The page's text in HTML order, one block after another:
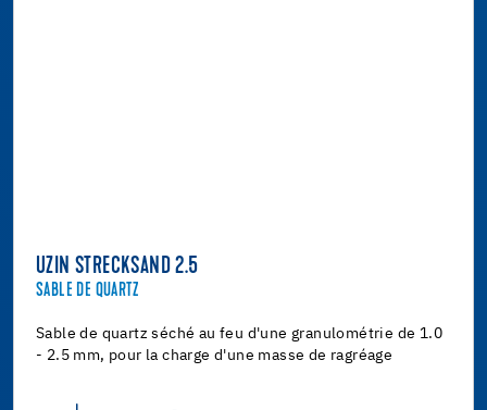
UZIN STRECKSAND 2.5
SABLE DE QUARTZ
Sable de quartz séché au feu d'une granulométrie de 1.0
- 2.5 mm, pour la charge d'une masse de ragréage